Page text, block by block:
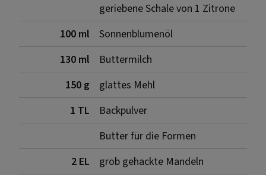
geriebene Schale von 1 Zitrone
100 ml
Sonnenblumenöl
130 ml
Buttermilch
150 g
glattes Mehl
1 TL
Backpulver
Butter für die Formen
2 EL
grob gehackte Mandeln